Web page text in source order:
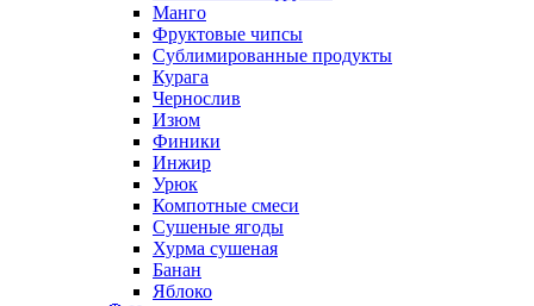
Манго
Фруктовые чипсы
Сублимированные продукты
Курага
Чернослив
Изюм
Финики
Инжир
Урюк
Компотные смеси
Сушеные ягоды
Хурма сушеная
Банан
Яблоко